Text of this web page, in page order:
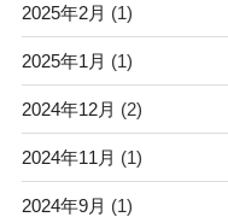
2025年2月 (1)
2025年1月 (1)
2024年12月 (2)
2024年11月 (1)
2024年9月 (1)